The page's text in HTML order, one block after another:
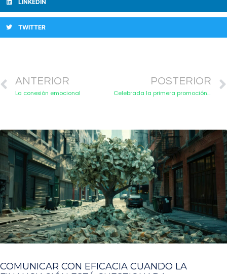
LINKEDIN
TWITTER
ANTERIOR
La conexión emocional
POSTERIOR
Celebrada la primera promoción del curso de portavoces
COMUNICAR CON EFICACIA CUANDO LA